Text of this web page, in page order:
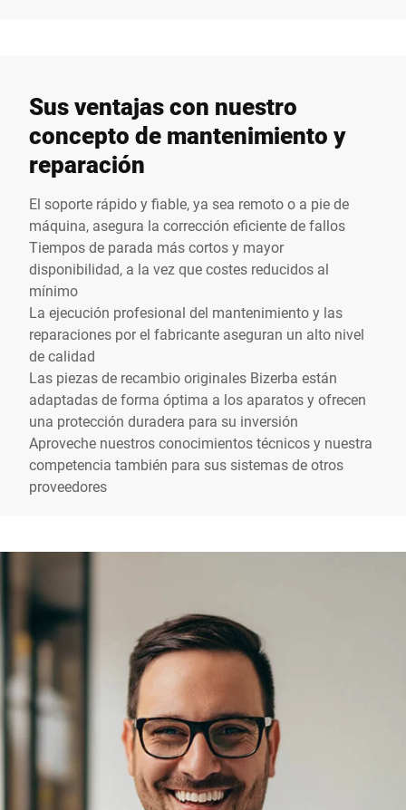
Sus ventajas con nuestro
concepto de mantenimiento y
reparación
El soporte rápido y fiable, ya sea remoto o a pie de
máquina, asegura la corrección eficiente de fallos
Tiempos de parada más cortos y mayor
disponibilidad, a la vez que costes reducidos al
mínimo
La ejecución profesional del mantenimiento y las
reparaciones por el fabricante aseguran un alto nivel
de calidad
Las piezas de recambio originales Bizerba están
adaptadas de forma óptima a los aparatos y ofrecen
una protección duradera para su inversión
Aproveche nuestros conocimientos técnicos y nuestra
competencia también para sus sistemas de otros
proveedores